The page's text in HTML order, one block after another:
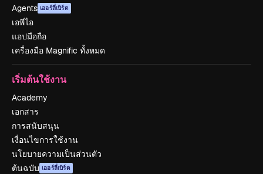
Agents เออร์ลี่เบิร์ด
เอพีไอ
แอปมือถือ
เครื่องมือ Magnific ทั้งหมด
เริ่มต้นใช้งาน
Academy
เอกสาร
การสนับสนุน
เงื่อนไขการใช้งาน
นโยบายความเป็นส่วนตัว
ต้นฉบับ เออร์ลี่เบิร์ด